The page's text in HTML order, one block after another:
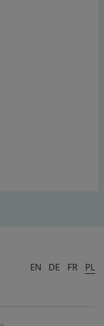
EN DE FR PL